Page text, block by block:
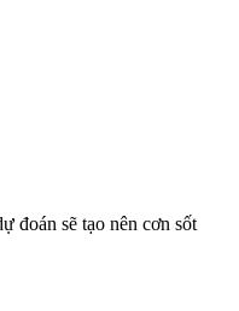
đoán sẽ tạo nên cơn sốt